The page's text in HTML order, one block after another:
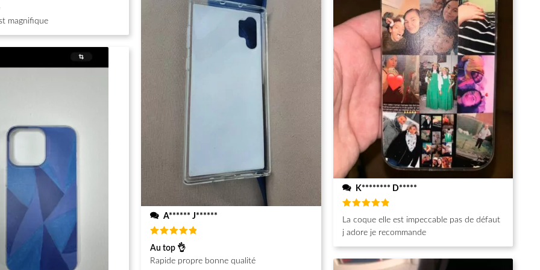
magnifique
A****** J******
Note
sur 5
Au top 👌
Rapide propre bonne qualité
K******** D*****
Note
sur 5
La coque elle est impeccable pas de défaut
j adore je recommande